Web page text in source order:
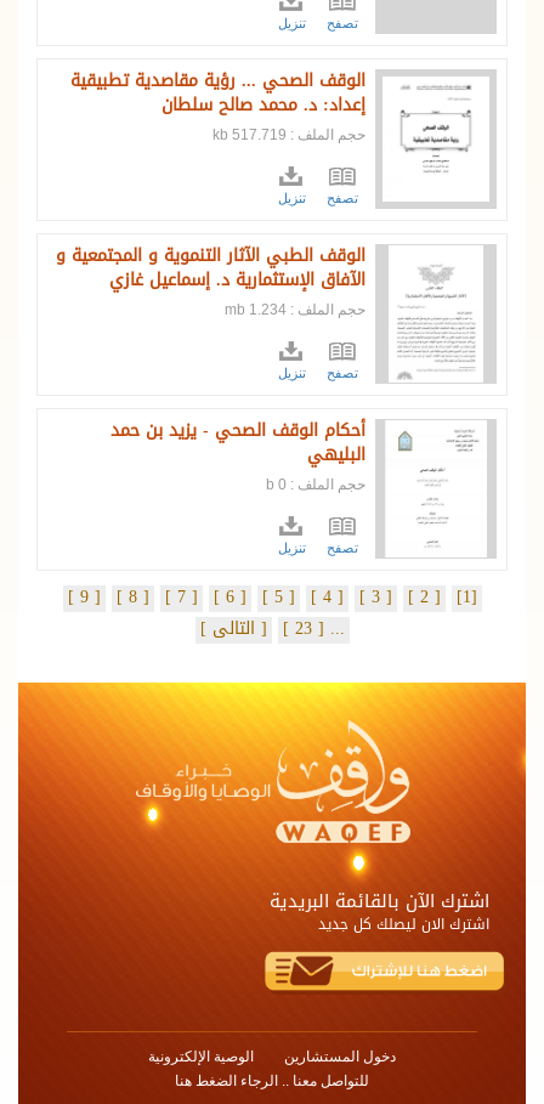
تصفح تنزيل
الوقف الصحي ... رؤية مقاصدية تطبيقية
إعداد: د. محمد صالح سلطان
حجم الملف : 517.719 kb
تصفح تنزيل
الوقف الطبي الآثار التنموية و المجتمعية و
الآفاق الإستثمارية د. إسماعيل غازي
حجم الملف : 1.234 mb
تصفح تنزيل
أحكام الوقف الصحي - يزيد بن حمد
البليهي
حجم الملف : 0 b
تصفح تنزيل
[1]
[ 2 ]
[ 3 ]
[ 4 ]
[ 5 ]
[ 6 ]
[ 7 ]
[ 8 ]
[ 9 ]
...
[ 23 ] [ التالى ]
اشترك الآن بالقائمة البريدية
اشترك الان ليصلك كل جديد
دخول المستشارين
الوصية الإلكترونية
للتواصل معنا .. الرجاء الضغط هنا